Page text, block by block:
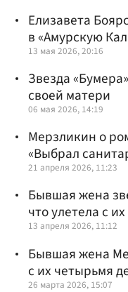
Елизавета
в «Амурскую
13 мая 2026, 20:16
Звезда
своей матери
06 мая 2026, 14:19
Мерзликин о
«Выбрал
21 апреля 2026, 11:23
Бывшая жена
что улетела с
13 апреля 2026, 11:12
Бывшая жена
с их четырьмя
26 марта 2026, 15:07